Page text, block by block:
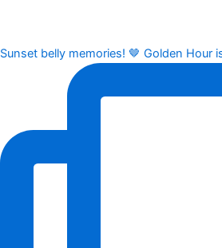
Sunset belly memories! 🤎 Golden Hour